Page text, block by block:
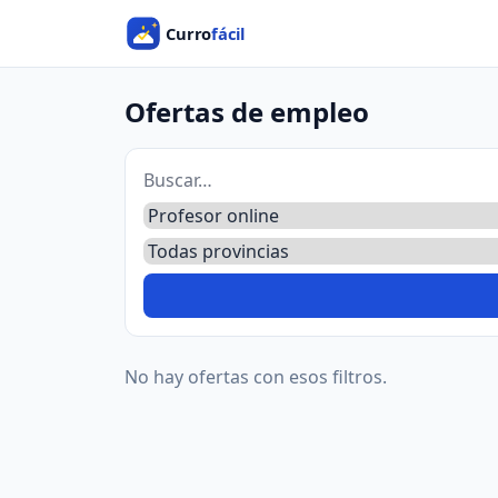
Ofertas de empleo
No hay ofertas con esos filtros.